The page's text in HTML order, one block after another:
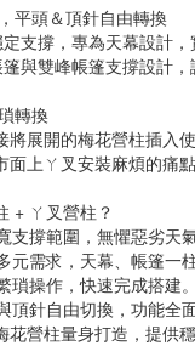
平頭＆頂針自由轉換
支撐，專為天幕設計，
與雙峰帳篷支撐設計
轉換
將展開的梅花營柱插入
面上ㄚ叉安裝麻煩的痛
+ ㄚ叉營柱？
支撐範圍，無懼惡劣天氣
元需求，天幕、帳篷一柱
操作，快速完成搭建。
頂針自由切換，功能全面
花營柱量身打造，提供